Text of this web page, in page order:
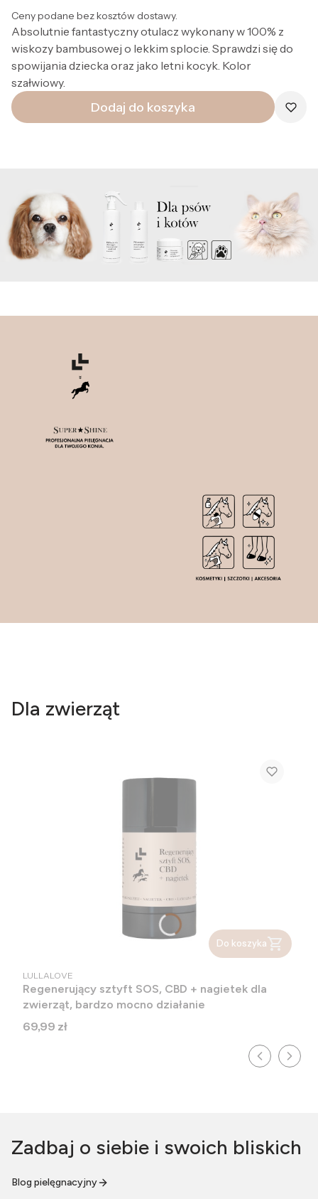
Ceny podane bez kosztów dostawy.
Absolutnie fantastyczny otulacz wykonany w 100% z
wiskozy bambusowej o lekkim splocie. Sprawdzi się do
spowijania dziecka oraz jako letni kocyk. Kolor
szałwiowy.
Dodaj do koszyka
Dla zwierząt
Do koszyka
PRODUCENT
LULLALOVE
Regenerujący sztyft SOS, CBD + nagietek dla
zwierząt, bardzo mocno działanie
Cena
69,99 zł
Zadbaj o siebie i swoich bliskich
Blog pielęgnacyjny